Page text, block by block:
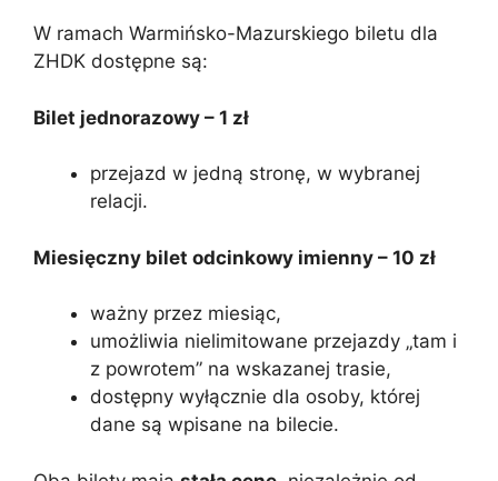
W ramach Warmińsko-Mazurskiego biletu dla
ZHDK dostępne są:
Bilet jednorazowy – 1 zł
przejazd w jedną stronę, w wybranej
relacji.
Miesięczny bilet odcinkowy imienny – 10 zł
ważny przez miesiąc,
umożliwia nielimitowane przejazdy „tam i
z powrotem” na wskazanej trasie,
dostępny wyłącznie dla osoby, której
dane są wpisane na bilecie.